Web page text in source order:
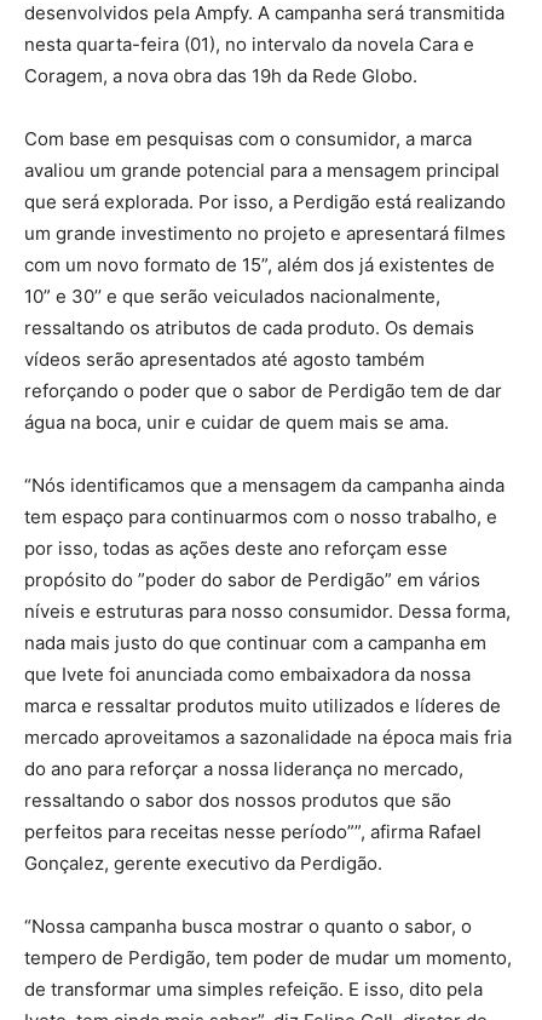
desenvolvidos pela Ampfy. A campanha será transmitida
nesta quarta-feira (01), no intervalo da novela Cara e
Coragem, a nova obra das 19h da Rede Globo.
Com base em pesquisas com o consumidor, a marca
avaliou um grande potencial para a mensagem principal
que será explorada. Por isso, a Perdigão está realizando
um grande investimento no projeto e apresentará filmes
com um novo formato de 15”, além dos já existentes de
10” e 30’’ e que serão veiculados nacionalmente,
ressaltando os atributos de cada produto. Os demais
vídeos serão apresentados até agosto também
reforçando o poder que o sabor de Perdigão tem de dar
água na boca, unir e cuidar de quem mais se ama.
“Nós identificamos que a mensagem da campanha ainda
tem espaço para continuarmos com o nosso trabalho, e
por isso, todas as ações deste ano reforçam esse
propósito do ”poder do sabor de Perdigão” em vários
níveis e estruturas para nosso consumidor. Dessa forma,
nada mais justo do que continuar com a campanha em
que Ivete foi anunciada como embaixadora da nossa
marca e ressaltar produtos muito utilizados e líderes de
mercado aproveitamos a sazonalidade na época mais fria
do ano para reforçar a nossa liderança no mercado,
ressaltando o sabor dos nossos produtos que são
perfeitos para receitas nesse período””, afirma Rafael
Gonçalez, gerente executivo da Perdigão.
“Nossa campanha busca mostrar o quanto o sabor, o
tempero de Perdigão, tem poder de mudar um momento,
de transformar uma simples refeição. E isso, dito pela